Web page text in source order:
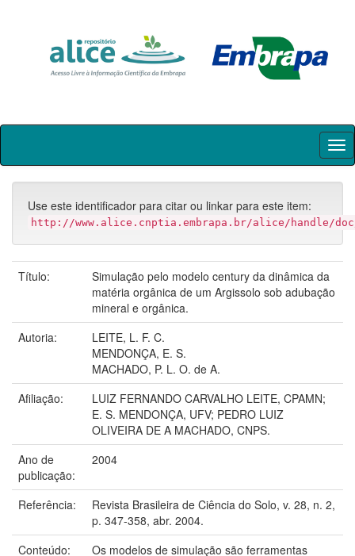
Skip
Use este identificador para citar ou linkar para este item:
http://www.alice.cnptia.embrapa.br/alice/handle/doc/
Título:
Simulação pelo modelo century da dinâmica da
matéria orgânica de um Argissolo sob adubação
mineral e orgânica.
Autoria:
LEITE, L. F. C.
MENDONÇA, E. S.
MACHADO, P. L. O. de A.
Afiliação:
LUIZ FERNANDO CARVALHO LEITE, CPAMN;
E. S. MENDONÇA, UFV; PEDRO LUIZ
OLIVEIRA DE A MACHADO, CNPS.
Ano de
publicação:
2004
Referência:
Revista Brasileira de Ciência do Solo, v. 28, n. 2,
p. 347-358, abr. 2004.
Conteúdo:
Os modelos de simulação são ferramentas